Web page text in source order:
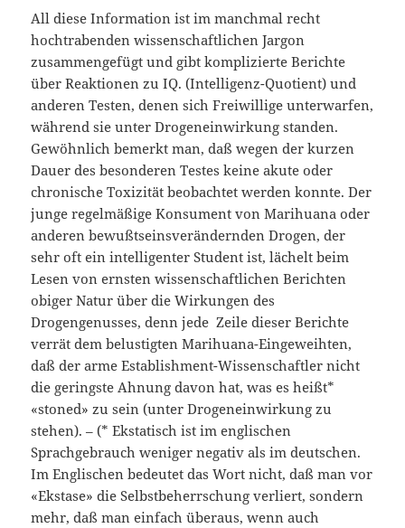
All diese Information ist im manchmal recht
hochtrabenden wissenschaftlichen Jargon
zusammengefügt und gibt komplizierte Berichte
über Reaktionen zu IQ. (Intelligenz-Quotient) und
anderen Testen, denen sich Freiwillige unterwarfen,
während sie unter Drogeneinwirkung standen.
Gewöhnlich bemerkt man, daß wegen der kurzen
Dauer des besonderen Testes keine akute oder
chronische Toxizität beobachtet werden konnte. Der
junge regelmäßige Konsument von Marihuana oder
anderen bewußtseinsverändernden Drogen, der
sehr oft ein intelligenter Student ist, lächelt beim
Lesen von ernsten wissenschaftlichen Berichten
obiger Natur über die Wirkungen des
Drogengenusses, denn jede Zeile dieser Berichte
verrät dem belustigten Marihuana-Eingeweihten,
daß der arme Establishment-Wissenschaftler nicht
die geringste Ahnung davon hat, was es heißt*
«stoned» zu sein (unter Drogeneinwirkung zu
stehen). – (* Ekstatisch ist im englischen
Sprachgebrauch weniger negativ als im deutschen.
Im Englischen bedeutet das Wort nicht, daß man vor
«Ekstase» die Selbstbeherrschung verliert, sondern
mehr, daß man einfach überaus, wenn auch